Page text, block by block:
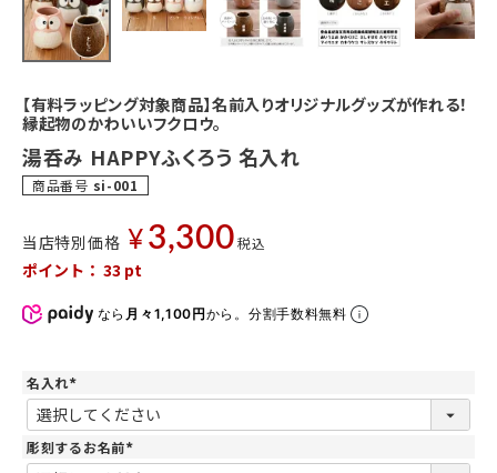
【有料ラッピング対象商品】名前入りオリジナルグッズが作れる！
縁起物のかわいいフクロウ。
湯呑み HAPPYふくろう 名入れ
商品番号 si-001
当店特別価格 ¥ 3,300 税込
ポイント： 33 pt
なら 月々1,100円から。分割手数料無料
名入れ
(
必
須
)
彫刻するお名前
(